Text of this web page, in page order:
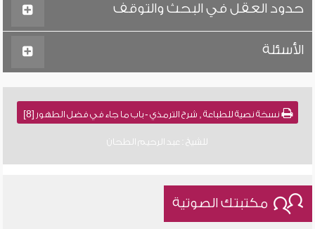
حدود العقل في البحث والتوقف
الأسئلة
للشيخ : عبد الرحيم الطحان
مكتبتك الصوتية